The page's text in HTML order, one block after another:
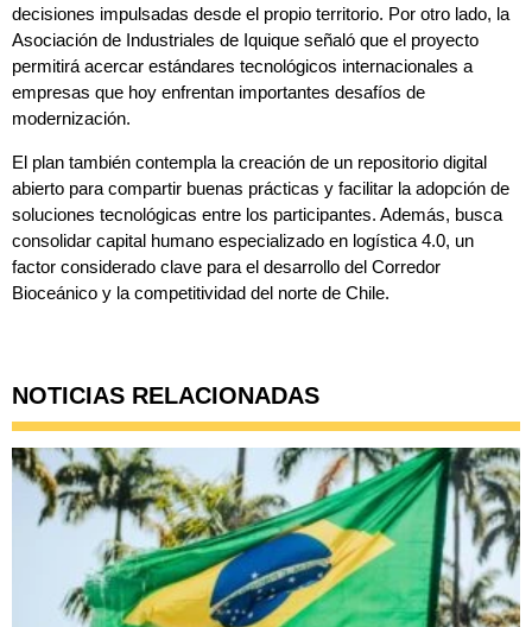
decisiones impulsadas desde el propio territorio. Por otro lado, la
Asociación de Industriales de Iquique señaló que el proyecto
permitirá acercar estándares tecnológicos internacionales a
empresas que hoy enfrentan importantes desafíos de
modernización.
El plan también contempla la creación de un repositorio digital
abierto para compartir buenas prácticas y facilitar la adopción de
soluciones tecnológicas entre los participantes. Además, busca
consolidar capital humano especializado en logística 4.0, un
factor considerado clave para el desarrollo del Corredor
Bioceánico y la competitividad del norte de Chile.
NOTICIAS RELACIONADAS